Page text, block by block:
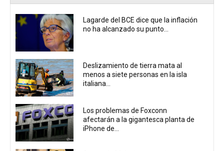
Lagarde del BCE dice que la inflación
no ha alcanzado su punto...
Deslizamiento de tierra mata al
menos a siete personas en la isla
italiana...
Los problemas de Foxconn
afectarán a la gigantesca planta de
iPhone de...